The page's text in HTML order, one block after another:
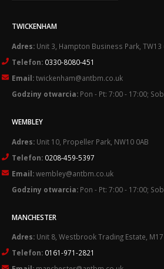
TWICKENHAM
Adres: Unit 3, Hampton Business Park, TW13
Telefon: 0330-8080-451
Email:twickenham@antbm.co.uk
Godziny otwarcia: Pon - Pt: 7:00 - 17:00;
WEMBLEY
Adres: Unit 10, Propeller Park, NW10 0AB
Telefon: 0208-459-5397
Email:wembley@antbm.co.uk
Godziny otwarcia: Pon - Pt: 7:00 - 17:00;
MANCHESTER
Adres: Unit 8, Westbrook Trading Estate, M17
Telefon: 0161-971-2821